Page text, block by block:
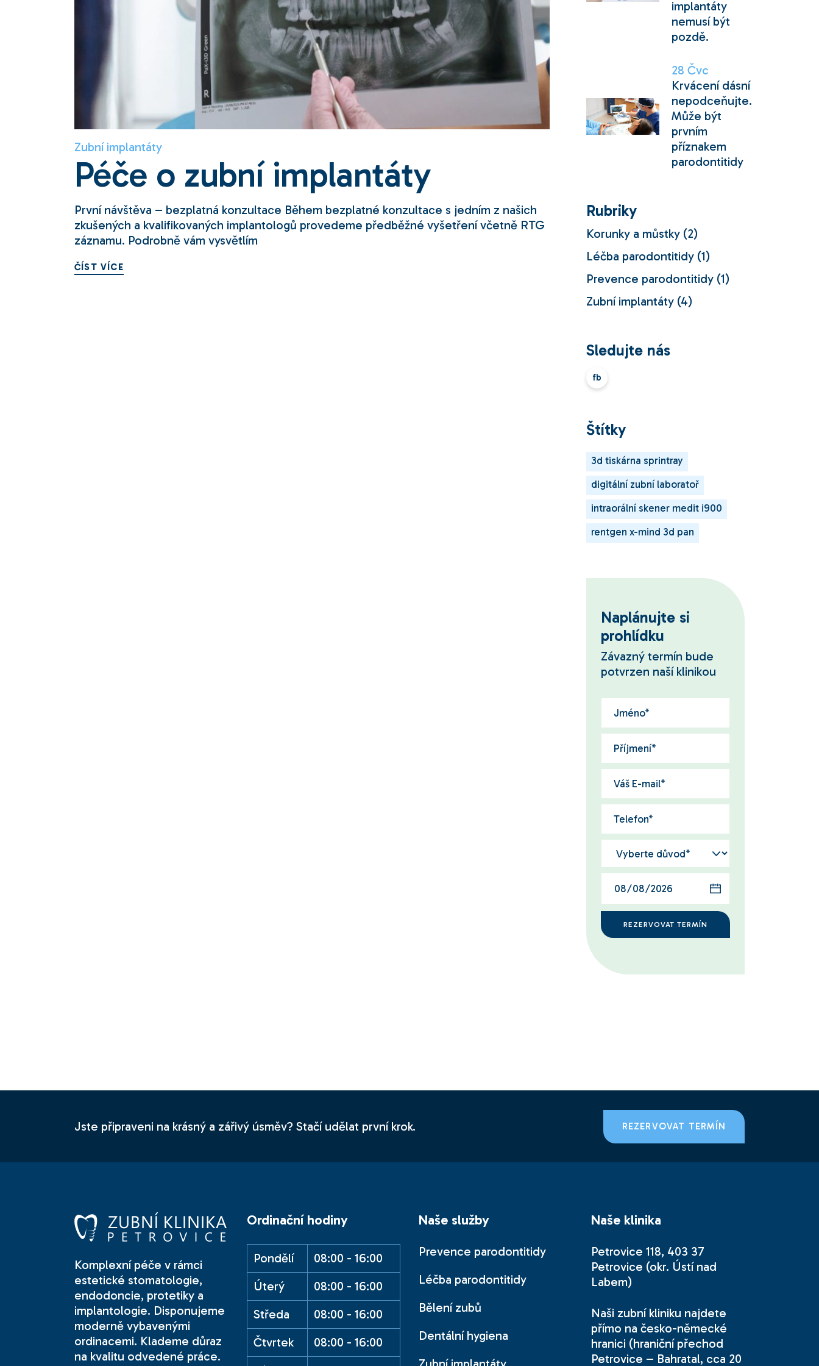
Zubní implantáty
Péče o zubní implantáty
První návštěva – bezplatná konzultace Během bezplatné konzultace s jedním z našich
zkušených a kvalifikovaných implantologů provedeme předběžné vyšetření včetně RTG
záznamu. Podrobně vám vysvětlím
ČÍST VÍCE
implantáty
nemusí být
pozdě.
28 Čvc
Krvácení dásní
nepodceňujte.
Může být
prvním
příznakem
parodontitidy
Rubriky
Korunky a můstky (2)
Léčba parodontitidy (1)
Prevence parodontitidy (1)
Zubní implantáty (4)
Sledujte nás
fb
Štítky
3d tiskárna sprintray
digitální zubní laboratoř
intraorální skener medit i900
rentgen x-mind 3d pan
Naplánujte si
prohlídku
Závazný termín bude
potvrzen naší klinikou
REZERVOVAT TERMÍN
Jste připraveni na krásný a zářivý úsměv? Stačí udělat první krok. REZERVOVAT TERMÍN
Komplexní péče v rámci
estetické stomatologie,
endodoncie, protetiky a
implantologie. Disponujeme
moderně vybavenými
ordinacemi. Klademe důraz
na kvalitu odvedené práce.
Ordinační hodiny
Pondělí
08:00 - 16:00
Úterý
08:00 - 16:00
Středa
08:00 - 16:00
Čtvrtek
08:00 - 16:00
Naše služby
Prevence parodontitidy
Léčba parodontitidy
Bělení zubů
Dentální hygiena
Naše klinika
Petrovice 118, 403 37
Petrovice (okr. Ústí nad
Labem)
Naši zubní kliniku najdete
přímo na česko-německé
hranici (hraniční přechod
Petrovice – Bahratal, cca 20